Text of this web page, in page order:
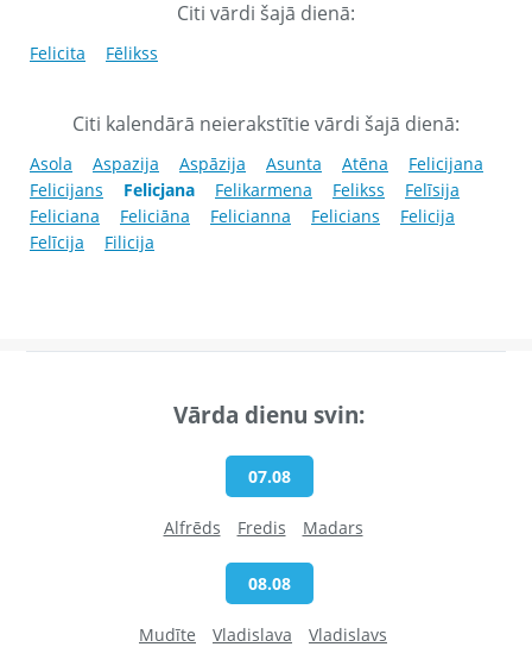
Citi vārdi šajā dienā:
Felicita Fēlikss
Citi kalendārā neierakstītie vārdi šajā dienā:
Asola Aspazija Aspāzija Asunta Atēna
Felicijana
Felicijans
Felicjana Felikarmena Felikss
Felīsija
Feliciana
Feliciāna Felicianna Felicians
Felicija
Felīcija
Filicija
Vārda dienu svin:
07.08
Alfrēds Fredis Madars
08.08
Mudīte Vladislava Vladislavs